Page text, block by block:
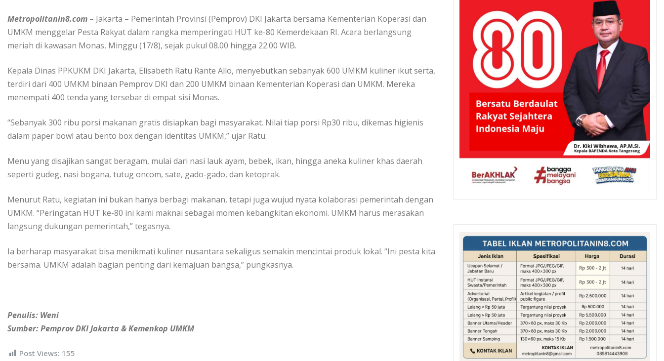
Metropolitanin8.com – Jakarta – Pemerintah Provinsi (Pemprov) DKI Jakarta bersama Kementerian Koperasi dan
UMKM menggelar Pesta Rakyat dalam rangka memperingati HUT ke-80 Kemerdekaan RI. Acara berlangsung
meriah di kawasan Monas, Minggu (17/8), sejak pukul 08.00 hingga 22.00 WIB.
Kepala Dinas PPKUKM DKI Jakarta, Elisabeth Ratu Rante Allo, menyebutkan sebanyak 600 UMKM kuliner ikut serta,
terdiri dari 400 UMKM binaan Pemprov DKI dan 200 UMKM binaan Kementerian Koperasi dan UMKM. Mereka
menempati 400 tenda yang tersebar di empat sisi Monas.
“Sebanyak 300 ribu porsi makanan gratis disiapkan bagi masyarakat. Nilai tiap porsi Rp30 ribu, dikemas higienis
dalam paper bowl atau bento box dengan identitas UMKM,” ujar Ratu.
Menu yang disajikan sangat beragam, mulai dari nasi lauk ayam, bebek, ikan, hingga aneka kuliner khas daerah
seperti gudeg, nasi bogana, tutug oncom, sate, gado-gado, dan ketoprak.
Menurut Ratu, kegiatan ini bukan hanya berbagi makanan, tetapi juga wujud nyata kolaborasi pemerintah dengan
UMKM. “Peringatan HUT ke-80 ini kami maknai sebagai momen kebangkitan ekonomi. UMKM harus merasakan
langsung dukungan pemerintah,” tegasnya.
Ia berharap masyarakat bisa menikmati kuliner nusantara sekaligus semakin mencintai produk lokal. “Ini pesta kita
bersama. UMKM adalah bagian penting dari kemajuan bangsa,” pungkasnya.
Penulis: Weni
Sumber: Pemprov DKI Jakarta & Kemenkop UMKM
Post Views: 155